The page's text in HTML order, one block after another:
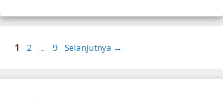
Halaman
1 Halaman
2 … Halaman
9 Selanjutnya →